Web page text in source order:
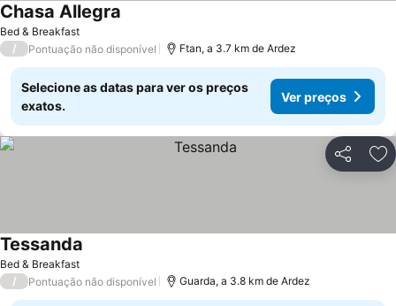
Bed & Breakfast
Chasa Allegra
/ Pontuação não disponível Ftan, a 3.7 km de Ardez
Selecione as datas para ver os preços
exatos.
Ver preços
Partilhar
Bed & Breakfast
Tessanda
/ Pontuação não disponível Guarda, a 3.8 km de Ardez